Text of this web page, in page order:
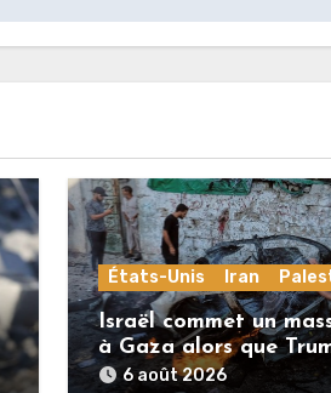
États-Unis Iran
Israël commet un
à Gaza alors que
menace l’Iran de
6 août 2026